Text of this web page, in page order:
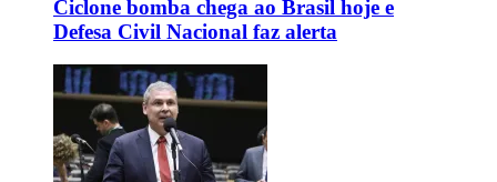
Ciclone bomba chega ao Brasil hoje e
Defesa Civil Nacional faz alerta